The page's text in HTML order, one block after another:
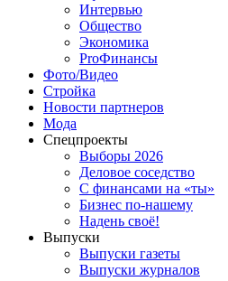
Интервью
Общество
Экономика
ProФинансы
Фото/Видео
Стройка
Новости партнеров
Мода
Спецпроекты
Выборы 2026
Деловое соседство
С финансами на «ты»
Бизнес по-нашему
Надень своё!
Выпуски
Выпуски газеты
Выпуски журналов